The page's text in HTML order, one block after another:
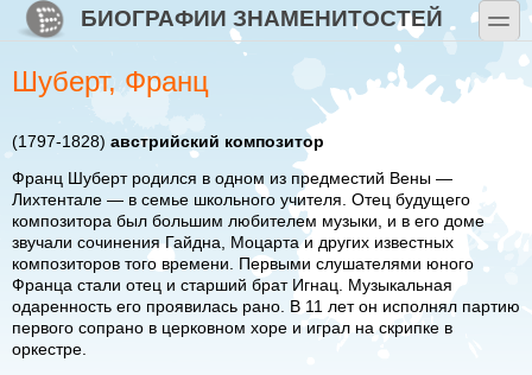
Перейти к основному содержанию
Skip to searchБИОГРАФИИ ЗНАМЕНИТОСТЕЙ toggle
Шуберт, Франц
(1797-1828) австрийский композитор
Франц Шуберт родился в одном из предместий Вены —
Лихтентале — в семье школьного учителя. Отец будущего
композитора был большим любителем музыки, и в его доме
звучали сочинения Гайдна, Моцарта и других известных
композиторов того времени. Первыми слушателями юного
Франца стали отец и старший брат Игнац. Музыкальная
одаренность его проявилась рано. В 11 лет он исполнял партию
первого сопрано в церковном хоре и играл на скрипке в
оркестре.